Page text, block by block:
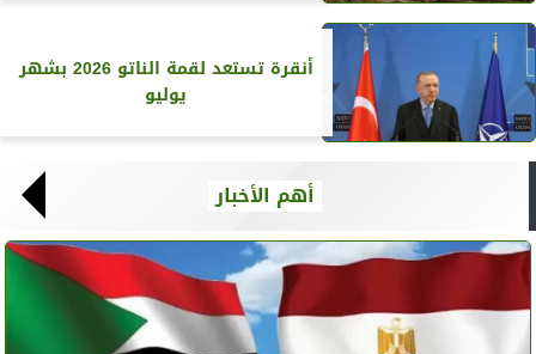
أنقرة تستعد لقمة الناتو 2026 بشهر
يوليو
أهم الأخبار